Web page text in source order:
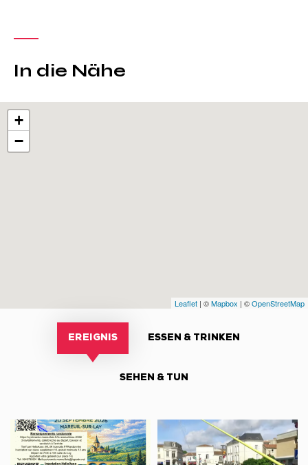
In die Nähe
+
−
Leaflet | ©Mapbox | ©OpenStreetMap
EREIGNIS ESSEN & TRINKEN
SEHEN & TUN
Randonnées
pédestre
Visite
de